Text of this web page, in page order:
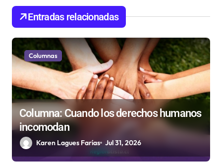
d
e
e
n
t
r
a
d
s
Entradas relacionadas
Columnas
Columna: Cuando los derechos humanos
incomodan
Karen Lagues Farías Jul 31, 2026